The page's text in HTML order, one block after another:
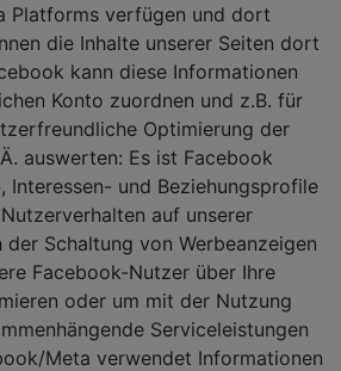
Platforms verfügen und dort
die Inhalte unserer Seiten dort
kann diese Informationen
Konto zuordnen und z.B. für
Optimierung der
auswerten: Es ist Facebook
Interessen- und Beziehungsprofile
auf unserer
Schaltung von Werbeanzeigen
Facebook-Nutzer über Ihre
oder um mit der Nutzung
Serviceleistungen
Meta verwendet Informationen